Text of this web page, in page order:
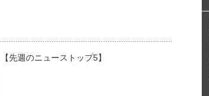
【先週のニューストップ5】